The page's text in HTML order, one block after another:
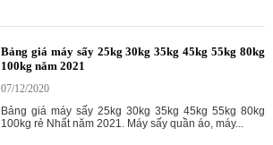
Bảng giá máy sấy 25kg 30kg 35kg 45kg 55kg 80kg
100kg năm 2021
07/12/2020
Bảng giá máy sấy 25kg 30kg 35kg 45kg 55kg 80kg
100kg rẻ Nhất năm 2021. Máy sấy quần áo, máy...